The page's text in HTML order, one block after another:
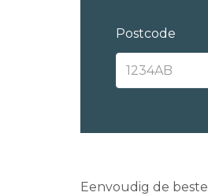
Postcode
Eenvoudig de